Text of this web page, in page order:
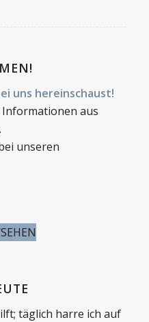
uns hereinschaust!
Informationen aus
unseren
täglich harre ich auf